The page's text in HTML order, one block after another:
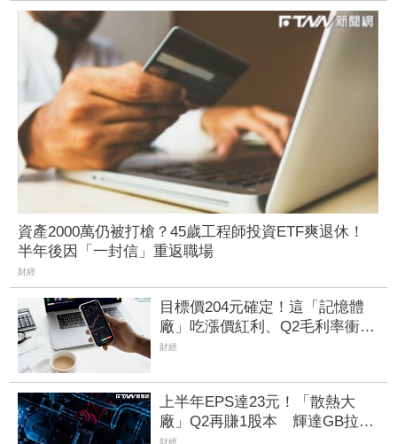
資產2000萬仍被打槍？45歲工程師投資ETF爽退休！
半年後因「一封信」重返職場
財經
目標價204元確定！這「記憶體
廠」吃漲價紅利、Q2毛利率衝
70% 全年營運看旺
財經
上半年EPS達23元！「散熱大
廠」Q2再賺1股本 輝達GB拉
財經